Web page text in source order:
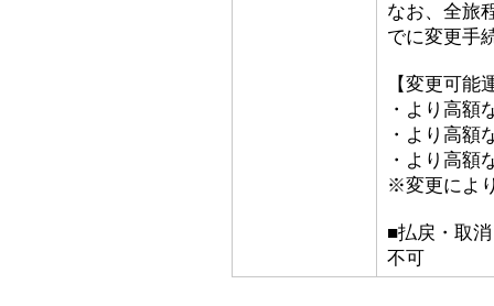
なお、全旅
でに変更手
【変更可能
・より高額
・より高額
・より高額
※変更によ
■払戻・取消
不可